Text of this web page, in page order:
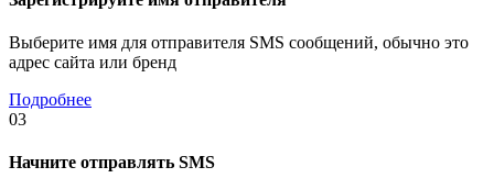
Выберите имя для отправителя SMS сообщений, обычно это
адрес сайта или бренд
Подробнее
03
Начните отправлять SMS